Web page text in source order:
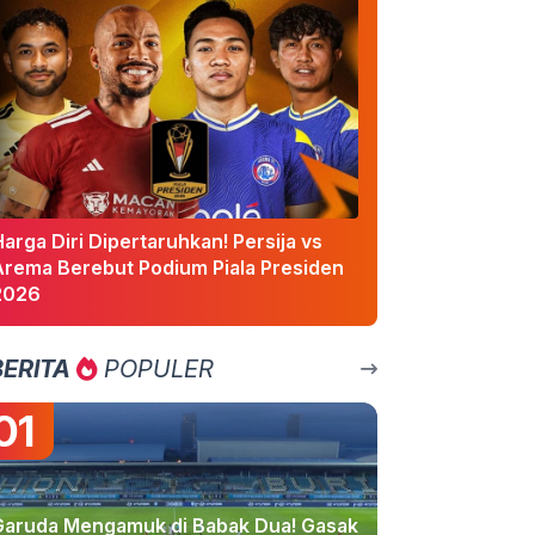
Diri Dipertaruhkan! Persija vs
Berebut Podium Piala Presiden
POPULER
Mengamuk di Babak Dua! Gasak